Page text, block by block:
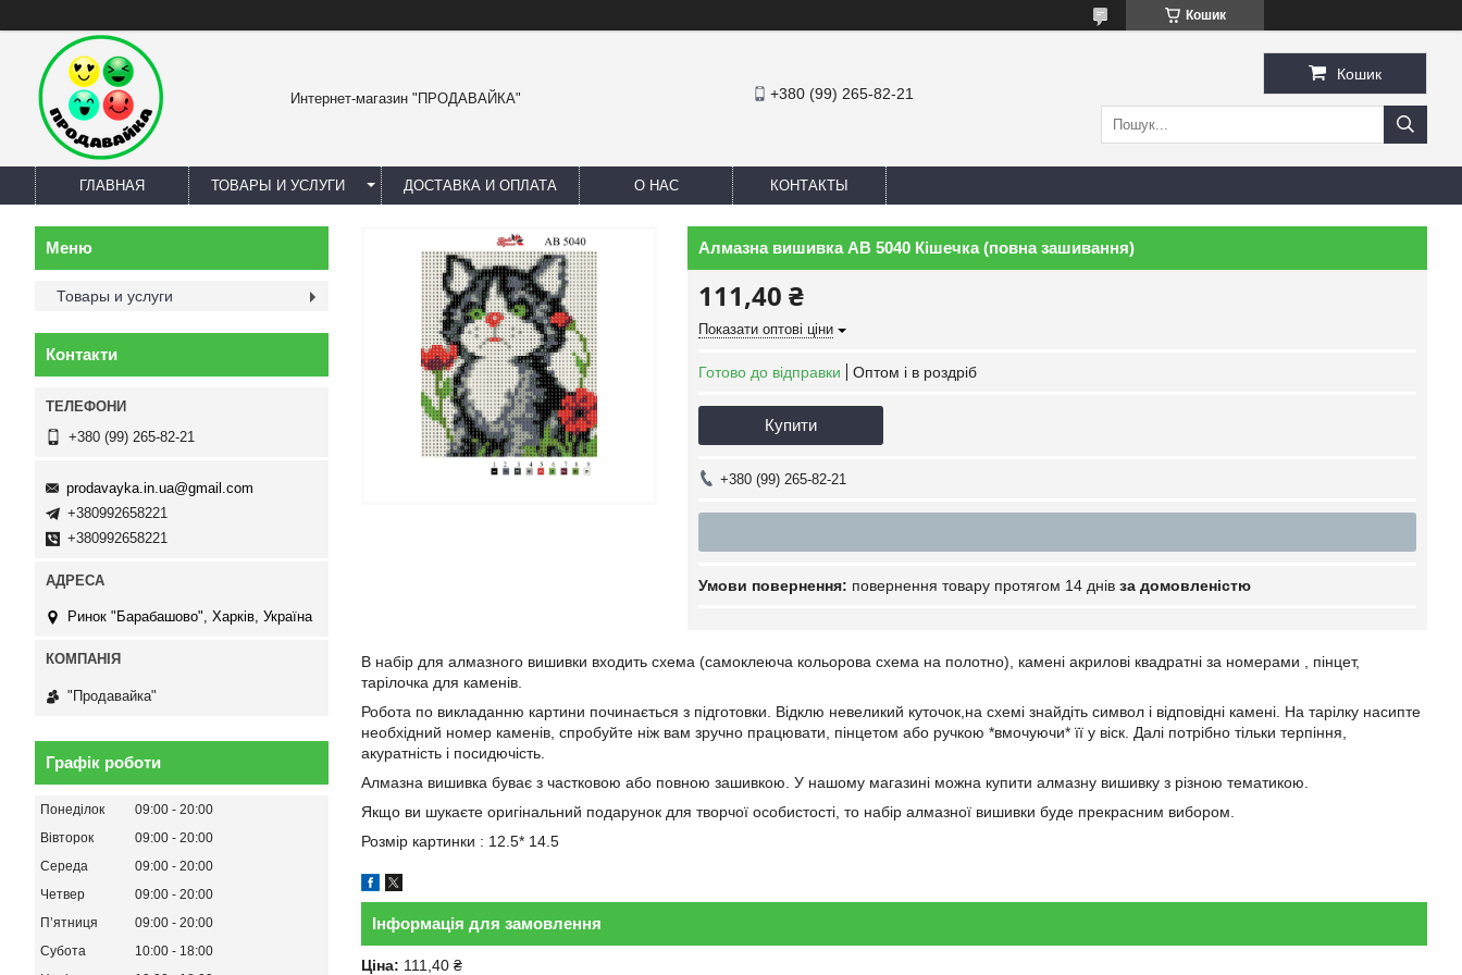
Кошик
Интернет-магазин "ПРОДАВАЙКА" +380 (99) 265-82-21
Кошик
ГЛАВНАЯ ТОВАРЫ И УСЛУГИ ДОСТАВКА И ОПЛАТА О НАС КОНТАКТЫ
Алмазна вишивка АВ 5040 Кішечка (повна зашивання)
111,40 ₴
Показати оптові ціни
Готово до відправки Оптом і в роздріб
Купити
+380 (99) 265-82-21
повернення товару протягом 14 днів за домовленістю
В набір для алмазного вишивки входить схема (самоклеюча кольорова схема на полотно), камені акрилові квадратні за номерами , пінцет,
тарілочка для каменів.
Робота по викладанню картини починається з підготовки. Відклю невеликий куточок,на схемі знайдіть символ і відповідні камені. На тарілку насипте
необхідний номер каменів, спробуйте ніж вам зручно працювати, пінцетом або ручкою *вмочуючи* її у віск. Далі потрібно тільки терпіння,
акуратність і посидючість.
Алмазна вишивка буває з частковою або повною зашивкою. У нашому магазині можна купити алмазну вишивку з різною тематикою.
Якщо ви шукаєте оригінальний подарунок для творчої особистості, то набір алмазної вишивки буде прекрасним вибором.
Розмір картинки : 12.5* 14.5
Інформація для замовлення
Ціна: 111,40 ₴
Товары и услуги
Контакти
+380 (99) 265-82-21
prodavayka.in.ua@gmail.com
+380992658221
+380992658221
Ринок "Барабашово", Харків, Україна
"Продавайка"
Графік роботи
Понеділок 09:00
20:00
Вівторок
09:00
20:00
Середа
09:00
20:00
Четвер
09:00
20:00
Пʼятниця
09:00
20:00
Субота
10:00
18:00